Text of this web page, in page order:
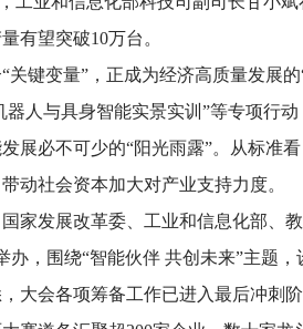
有望突破10万台。
变量”，正成为经济高质量发展的
器人与具身智能实景实训”等专项行
必不可少的“阳光雨露”。从标准看
动社会资本加大对产业支持力度。
发展改革委、工业和信息化部、教
办，围绕“智能伙伴 共创未来”主题
会各项筹备工作已进入最后冲刺阶